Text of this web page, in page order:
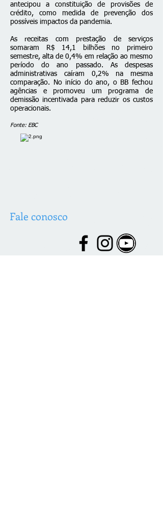
antecipou a constituição de provisões de
crédito, como medida de prevenção dos
possíveis impactos da pandemia.
As receitas com prestação de serviços
somaram R$ 14,1 bilhões no primeiro
semestre, alta de 0,4% em relação ao mesmo
período do ano passado. As despesas
administrativas caíram 0,2% na mesma
comparação. No início do ano, o BB fechou
agências e promoveu um programa de
demissão incentivada para reduzir os custos
operacionais.
Fonte: EBC
Fale conosco